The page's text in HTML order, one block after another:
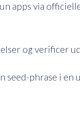
apps via
og verificer
seed-phrase i en